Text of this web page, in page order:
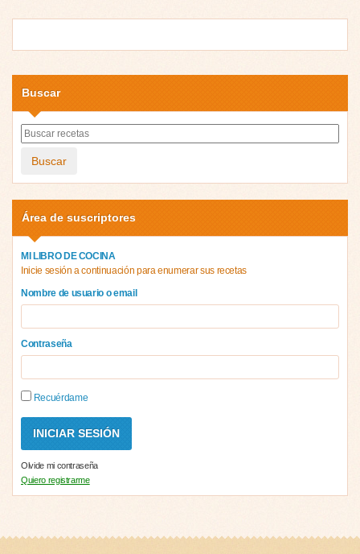
Buscar
Buscar
Área de suscriptores
MI LIBRO DE COCINA
Inicie sesión a continuación para enumerar sus recetas
Nombre de usuario o email
Contraseña
Recuérdame
Olvide mi contraseña
Quiero registrarme